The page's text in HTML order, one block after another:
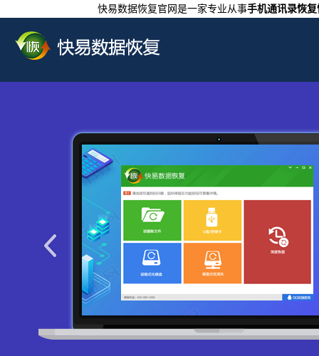
快易数据恢复官网是一家专业从事手机通讯录恢